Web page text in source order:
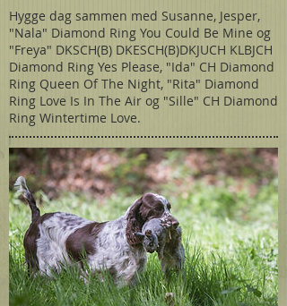
Hygge dag sammen med Susanne, Jesper,
"Nala" Diamond Ring You Could Be Mine og
"Freya" DKSCH(B) DKESCH(B)DKJUCH KLBJCH
Diamond Ring Yes Please, "Ida" CH Diamond
Ring Queen Of The Night, "Rita" Diamond
Ring Love Is In The Air og "Sille" CH Diamond
Ring Wintertime Love.